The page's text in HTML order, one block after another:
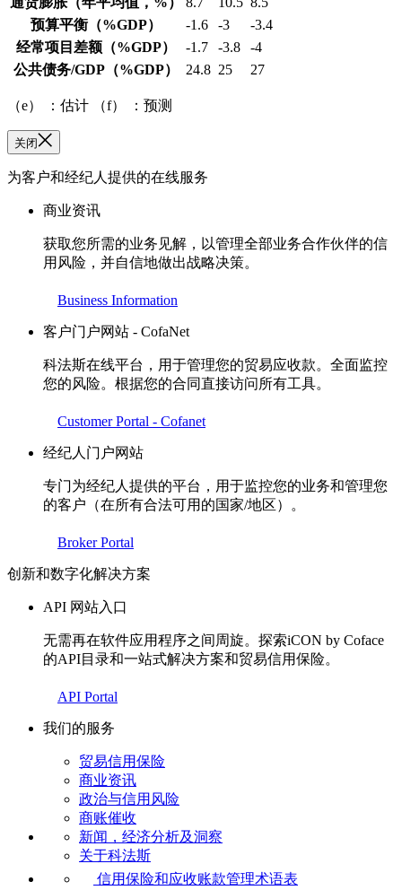
预算平衡 （%GDP） -1.6 -3
-3.4
经常项目差额 （%GDP） -1.7 -3.8
-4
公共债务/GDP （%GDP） 24.8 25 27
（e） ：估计 （f） ：预测
关闭
为客户和经纪人提供的在线服务
商业资讯
获取您所需的业务见解，以管理全部业务合作伙伴的信
用风险，并自信地做出战略决策。
Business Information
客户门户网站 - CofaNet
科法斯在线平台，用于管理您的贸易应收款。全面监控
您的风险。根据您的合同直接访问所有工具。
Customer Portal - Cofanet
经纪人门户网站
专门为经纪人提供的平台，用于监控您的业务和管理您
的客户（在所有合法可用的国家/地区）。
Broker Portal
创新和数字化解决方案
API 网站入口
无需再在软件应用程序之间周旋。探索iCON by Coface
的API目录和一站式解决方案和贸易信用保险。
API Portal
我们的服务
贸易信用保险
商业资讯
政治与信用风险
商账催收
新闻，经济分析及洞察
关于科法斯
信用保险和应收账款管理术语表